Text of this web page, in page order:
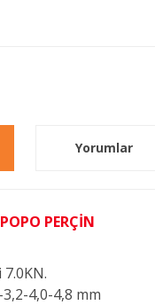
Yorumlar
PERÇİN
7.0KN.
3,2-4,0-4,8 mm